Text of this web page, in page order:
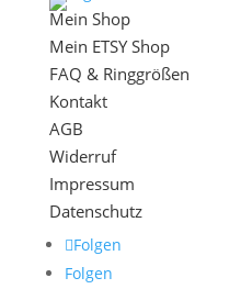
Mein Shop
Mein ETSY Shop
FAQ & Ringgrößen
Kontakt
AGB
Widerruf
Impressum
Datenschutz
Folgen
Folgen